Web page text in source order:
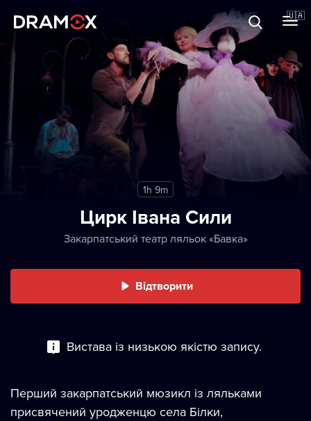
🇺🇦
Cертифікати
Зареєструватися
1h 9m
Цирк Івана Сили
Закарпатський театр ляльок «Бавка»
Відтворити
Вистава із низькою якiстю запису.
Перший закарпатський мюзикл із ляльками
присвячений уродженцю села Білки,